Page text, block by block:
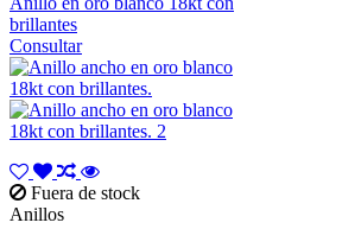
brillantes
Consultar
Fuera de stock
Anillos